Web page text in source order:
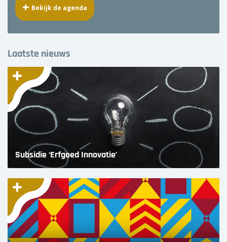
Bekijk de agenda
Laatste nieuws
Subsidie ‘Erfgoed Innovatie’